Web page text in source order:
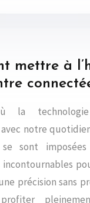
mettre à
la technologie
notre
se sont
incontournables
précision sans